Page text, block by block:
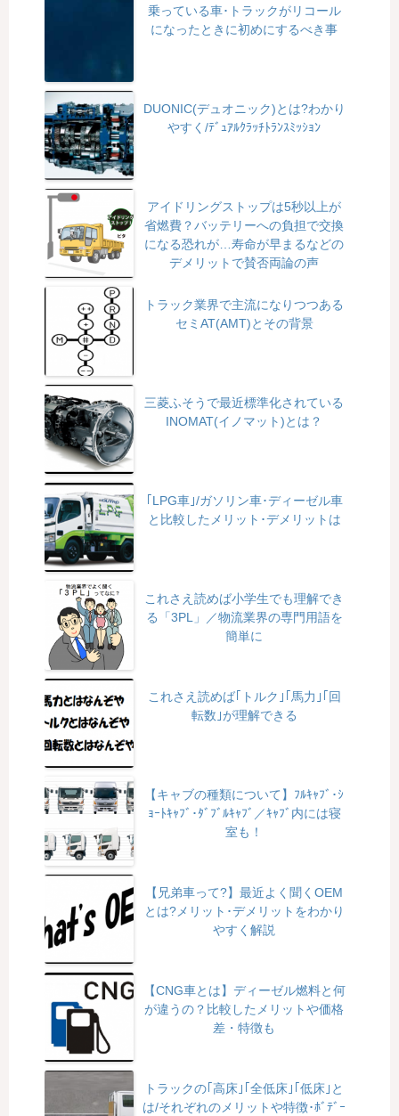
乗っている車･トラックがリコール
になったときに初めにするべき事
DUONIC(デュオニック)とは?わかり
やすく/ﾃﾞｭｱﾙｸﾗｯﾁﾄﾗﾝｽﾐｯｼｮﾝ
アイドリングストップは5秒以上が
省燃費？バッテリーへの負担で交換
になる恐れが…寿命が早まるなどの
デメリットで賛否両論の声
トラック業界で主流になりつつある
セミAT(AMT)とその背景
三菱ふそうで最近標準化されている
INOMAT(イノマット)とは？
｢LPG車｣/ガソリン車･ディーゼル車
と比較したメリット･デメリットは
これさえ読めば小学生でも理解でき
る「3PL」／物流業界の専門用語を
簡単に
これさえ読めば｢トルク｣｢馬力｣｢回
転数｣が理解できる
【キャブの種類について】ﾌﾙｷｬﾌﾞ･ｼ
ｮｰﾄｷｬﾌﾞ･ﾀﾞﾌﾞﾙｷｬﾌﾞ／ｷｬﾌﾞ内には寝
室も！
【兄弟車って?】最近よく聞くOEM
とは?メリット･デメリットをわかり
やすく解説
【CNG車とは】ディーゼル燃料と何
が違うの？比較したメリットや価格
差・特徴も
トラックの｢高床｣｢全低床｣｢低床｣と
は/それぞれのメリットや特徴･ﾎﾞﾃﾞｰ